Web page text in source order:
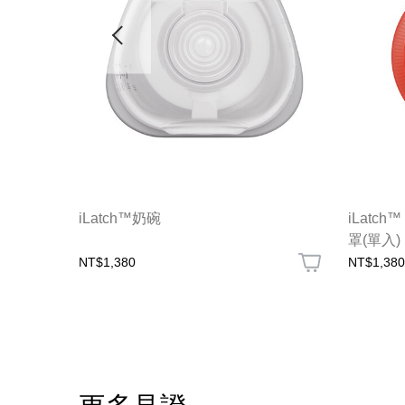
iLatch™奶碗
NT$1,380
iLatch™
罩(單入)
NT$1,380